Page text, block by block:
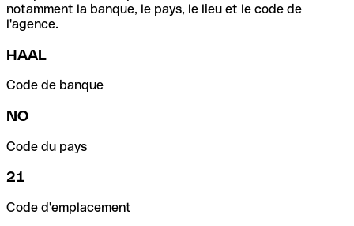
notamment la banque, le pays, le lieu et le code de
l'agence.
HAAL
Code de banque
NO
Code du pays
21
Code d'emplacement